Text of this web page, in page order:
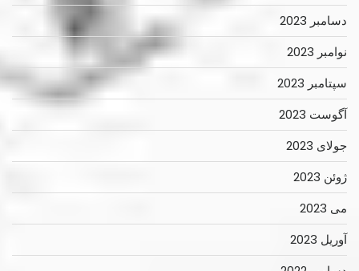
دسامبر 2023
نوامبر 2023
سپتامبر 2023
آگوست 2023
جولای 2023
ژوئن 2023
می 2023
آوریل 2023